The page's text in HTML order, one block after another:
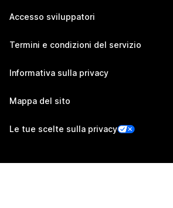
Accesso sviluppatori
Termini e condizioni del servizio
Informativa sulla privacy
Mappa del sito
Le tue scelte sulla privacy